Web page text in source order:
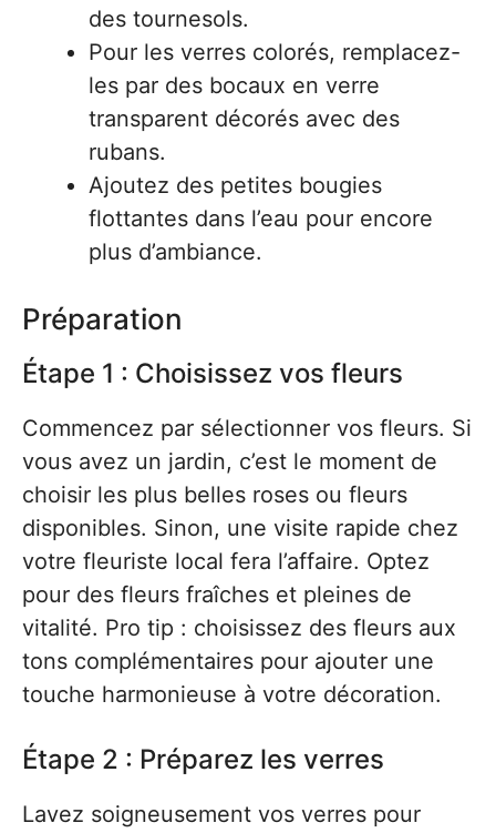
des tournesols.
Pour les verres colorés, remplacez-
les par des bocaux en verre
transparent décorés avec des
rubans.
Ajoutez des petites bougies
flottantes dans l’eau pour encore
plus d’ambiance.
Préparation
Étape 1 : Choisissez vos fleurs
Commencez par sélectionner vos fleurs. Si
vous avez un jardin, c’est le moment de
choisir les plus belles roses ou fleurs
disponibles. Sinon, une visite rapide chez
votre fleuriste local fera l’affaire. Optez
pour des fleurs fraîches et pleines de
vitalité. Pro tip : choisissez des fleurs aux
tons complémentaires pour ajouter une
touche harmonieuse à votre décoration.
Étape 2 : Préparez les verres
Lavez soigneusement vos verres pour